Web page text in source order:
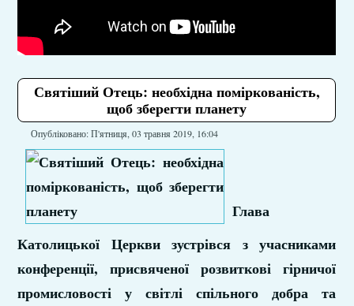
Святіший Отець: необхідна поміркованість,
щоб зберегти планету
Опубліковано: П'ятниця, 03 травня 2019, 16:04
Глава
Католицької Церкви зустрівся з учасниками
конференції, присвяченої розвиткові гірничої
промисловості у світлі спільного добра та